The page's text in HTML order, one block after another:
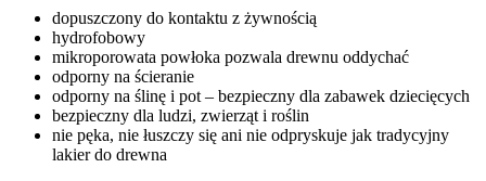
dopuszczony do kontaktu z żywnością
hydrofobowy
mikroporowata powłoka pozwala drewnu oddychać
odporny na ścieranie
odporny na ślinę i pot – bezpieczny dla zabawek dziecięcych
bezpieczny dla ludzi, zwierząt i roślin
nie pęka, nie łuszczy się ani nie odpryskuje jak tradycyjny
lakier do drewna